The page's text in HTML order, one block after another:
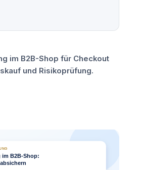
im B2B-Shop für Checkout
und Risikoprüfung.